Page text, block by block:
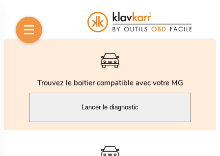
Trouvez le boitier compatible avec votre MG
Lancer le diagnostic